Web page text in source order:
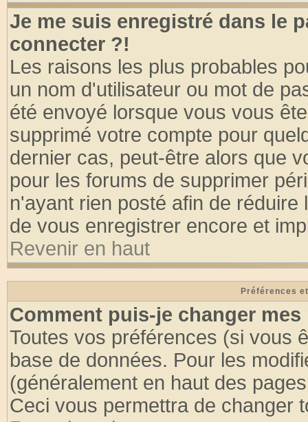
Je me suis enregistré dans le
connecter ?!
Les raisons les plus probables
un nom d'utilisateur ou mot de
été envoyé lorsque vous vous
supprimé votre compte pour
dernier cas, peut-être alors que
pour les forums de supprimer
n'ayant rien posté afin de
de vous enregistrer encore et
Revenir en haut
Préférences
Comment puis-je changer mes
Toutes vos préférences (si vous
base de données. Pour les
(généralement en haut des
Ceci vous permettra de changer